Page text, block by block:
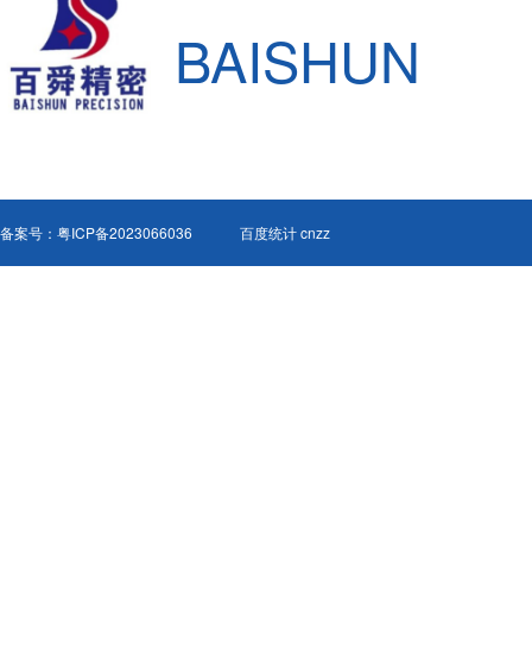
BAISHUN
备案号： 粤ICP备2023066036 百度统计 cnzz